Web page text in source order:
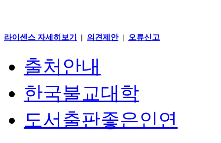
라이센스 자세히보기 | 의견제안| 오류신고
출처안내
한국불교대학
도서출판좋은인연